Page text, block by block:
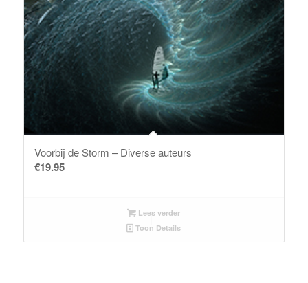
Voorbij de Storm – Diverse auteurs
€19.95
Lees verder
Toon Details